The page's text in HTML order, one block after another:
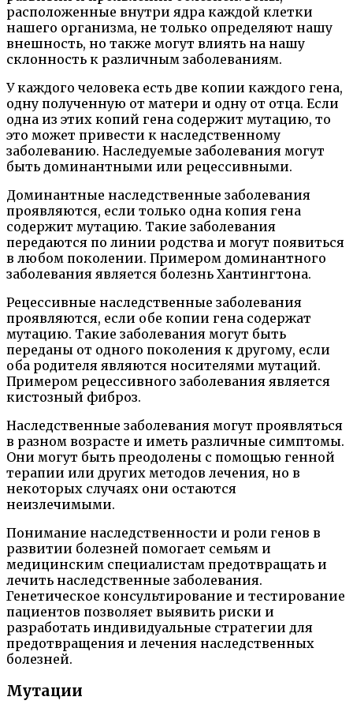
расположенные внутри ядра каждой клетки
нашего организма, не только определяют нашу
внешность, но также могут влиять на нашу
склонность к различным заболеваниям.
У каждого человека есть две копии каждого гена,
одну полученную от матери и одну от отца. Если
одна из этих копий гена содержит мутацию, то
это может привести к наследственному
заболеванию. Наследуемые заболевания могут
быть доминантными или рецессивными.
Доминантные наследственные заболевания
проявляются, если только одна копия гена
содержит мутацию. Такие заболевания
передаются по линии родства и могут появиться
в любом поколении. Примером доминантного
заболевания является болезнь Хантингтона.
Рецессивные наследственные заболевания
проявляются, если обе копии гена содержат
мутацию. Такие заболевания могут быть
переданы от одного поколения к другому, если
оба родителя являются носителями мутаций.
Примером рецессивного заболевания является
кистозный фиброз.
Наследственные заболевания могут проявляться
в разном возрасте и иметь различные симптомы.
Они могут быть преодолены с помощью генной
терапии или других методов лечения, но в
некоторых случаях они остаются
неизлечимыми.
Понимание наследственности и роли генов в
развитии болезней помогает семьям и
медицинским специалистам предотвращать и
лечить наследственные заболевания.
Генетическое консультирование и тестирование
пациентов позволяет выявить риски и
разработать индивидуальные стратегии для
предотвращения и лечения наследственных
болезней.
Мутации